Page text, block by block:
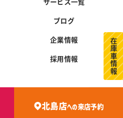
北島店への来店予約
在庫車情報
ブログ
企業情報
採用情報